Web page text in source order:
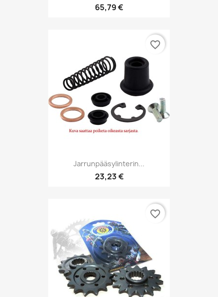
65,79 €
Jarrunpääsylinterin...
23,23 €
favorite_border
favorite_border